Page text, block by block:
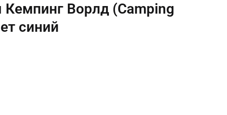
Ворлд (Camping
синий